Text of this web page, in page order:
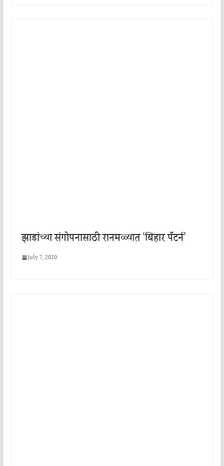
झाडांच्या संगोपनासाठी रानमळ्यात ‘बिहार पॅटर्न’
July 7, 2020